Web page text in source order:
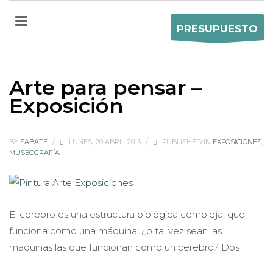
PRESUPUESTO
Arte para pensar –
Exposición
BY SABATÉ / LUNES, 20 ABRIL 2015 / PUBLISHED IN EXPOSICIONES,
MUSEOGRAFÍA
El cerebro es una estructura biológica compleja, que
funciona como una máquina; ¿o tal vez sean las
máquinas las que funcionan como un cerebro? Dos